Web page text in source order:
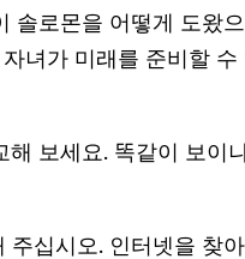
솔로몬을 어떻게 도왔
녀가 미래를 준비할
보세요. 똑같이 보이
십시오. 인터넷을 찾